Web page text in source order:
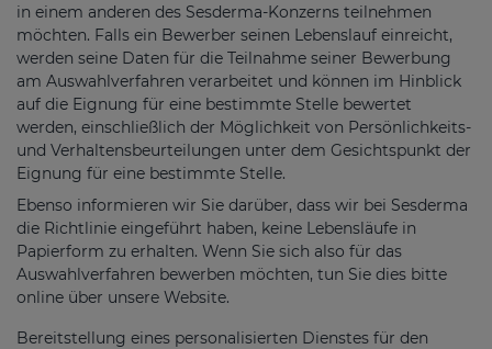
in einem anderen des Sesderma-Konzerns teilnehmen
möchten. Falls ein Bewerber seinen Lebenslauf einreicht,
werden seine Daten für die Teilnahme seiner Bewerbung
am Auswahlverfahren verarbeitet und können im Hinblick
auf die Eignung für eine bestimmte Stelle bewertet
werden, einschließlich der Möglichkeit von Persönlichkeits-
und Verhaltensbeurteilungen unter dem Gesichtspunkt der
Eignung für eine bestimmte Stelle.
Ebenso informieren wir Sie darüber, dass wir bei Sesderma
die Richtlinie eingeführt haben, keine Lebensläufe in
Papierform zu erhalten. Wenn Sie sich also für das
Auswahlverfahren bewerben möchten, tun Sie dies bitte
online über unsere Website.
Bereitstellung eines personalisierten Dienstes für den